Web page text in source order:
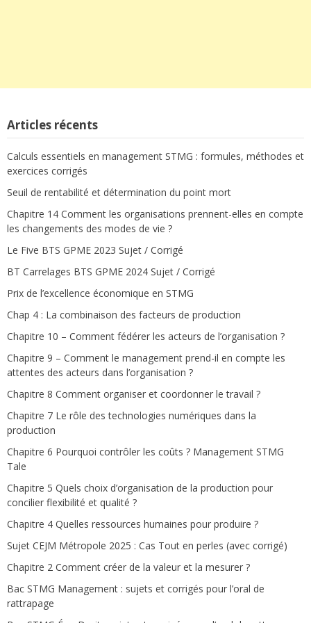
Articles récents
Calculs essentiels en management STMG : formules, méthodes et
exercices corrigés
Seuil de rentabilité et détermination du point mort
Chapitre 14 Comment les organisations prennent-elles en compte
les changements des modes de vie ?
Le Five BTS GPME 2023 Sujet / Corrigé
BT Carrelages BTS GPME 2024 Sujet / Corrigé
Prix de l’excellence économique en STMG
Chap 4 : La combinaison des facteurs de production
Chapitre 10 – Comment fédérer les acteurs de l’organisation ?
Chapitre 9 – Comment le management prend-il en compte les
attentes des acteurs dans l’organisation ?
Chapitre 8 Comment organiser et coordonner le travail ?
Chapitre 7 Le rôle des technologies numériques dans la
production
Chapitre 6 Pourquoi contrôler les coûts ? Management STMG
Tale
Chapitre 5 Quels choix d’organisation de la production pour
concilier flexibilité et qualité ?
Chapitre 4 Quelles ressources humaines pour produire ?
Sujet CEJM Métropole 2025 : Cas Tout en perles (avec corrigé)
Chapitre 2 Comment créer de la valeur et la mesurer ?
Bac STMG Management : sujets et corrigés pour l’oral de
rattrapage